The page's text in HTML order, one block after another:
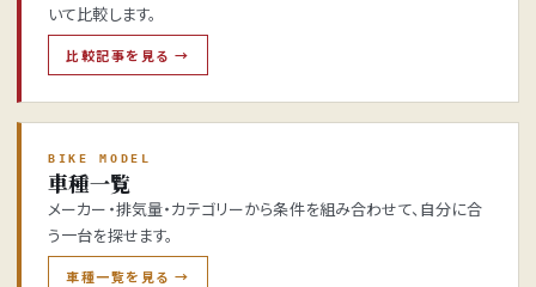
いて比較します。
比較記事を見る →
BIKE MODEL
車種一覧
メーカー・排気量・カテゴリーから条件を組み合わせて、自分に合
う一台を探せます。
車種一覧を見る →